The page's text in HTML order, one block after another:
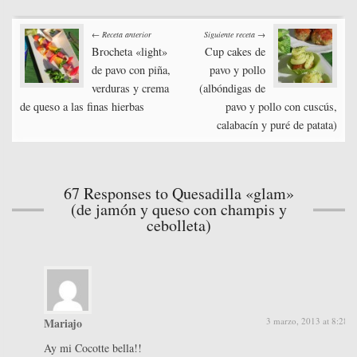
bo
ok
tte
r
ed
In
ailer m
pa
rti
r
Post
navigation
← Receta anterior
Brocheta «light»
de pavo con piña,
verduras y crema
de queso a las finas hierbas
Siguiente receta →
Cup cakes de
pavo y pollo
(albóndigas de
pavo y pollo con cuscús,
calabacín y puré de patata)
67 Responses to Quesadilla «glam»
(de jamón y queso con champis y
cebolleta)
Mariajo 3 marzo, 2013 at 8:28
Ay mi Cocotte bella!!